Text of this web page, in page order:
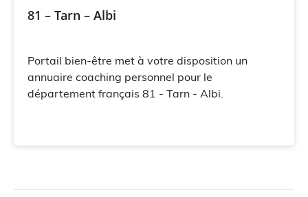
81 – Tarn – Albi
Portail bien-être met à votre disposition un
annuaire coaching personnel pour le
département français 81 - Tarn - Albi.